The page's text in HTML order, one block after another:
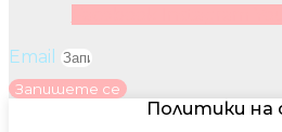
Email
Запишете се
Политики на